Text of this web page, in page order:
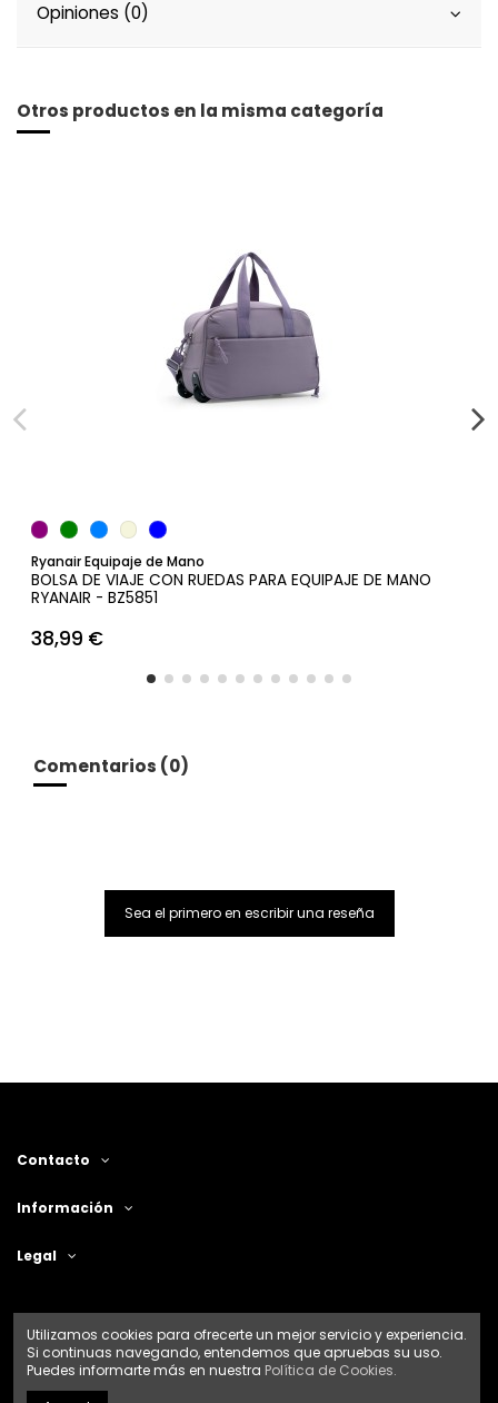
Opiniones (0)
Otros productos en la misma categoría
Ryanair Equipaje de Mano
BOLSA DE VIAJE CON RUEDAS PARA EQUIPAJE DE MANO
RYANAIR - BZ5851
38,99 €
Comentarios (0)
Sea el primero en escribir una reseña
Contacto
Información
Legal
Utilizamos cookies para ofrecerte un mejor servicio y experiencia.
Si continuas navegando, entendemos que apruebas su uso.
Puedes informarte más en nuestra Política de Cookies.